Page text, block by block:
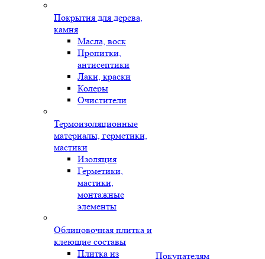
Покрытия для дерева,
камня
Масла, воск
Пропитки,
антисептики
Лаки, краски
Колеры
Очистители
Термоизоляционные
материалы, герметики,
мастики
Изоляция
Герметики,
мастики,
монтажные
элементы
Облицовочная плитка и
клеющие составы
Плитка из
Покупателям